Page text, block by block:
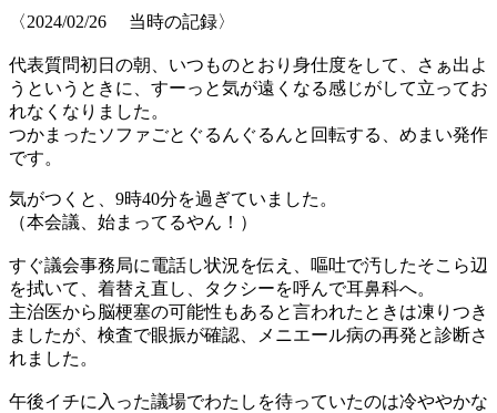
〈2024/02/26 当時の記録〉
代表質問初日の朝、いつものとおり身仕度をして、さぁ出よ
うというときに、すーっと気が遠くなる感じがして立ってお
れなくなりました。
つかまったソファごとぐるんぐるんと回転する、めまい発作
です。
気がつくと、9時40分を過ぎていました。
（本会議、始まってるやん！）
すぐ議会事務局に電話し状況を伝え、嘔吐で汚したそこら辺
を拭いて、着替え直し、タクシーを呼んで耳鼻科へ。
主治医から脳梗塞の可能性もあると言われたときは凍りつき
ましたが、検査で眼振が確認、メニエール病の再発と診断さ
れました。
午後イチに入った議場でわたしを待っていたのは冷ややかな